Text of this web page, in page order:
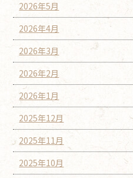
2026年5月
2026年4月
2026年3月
2026年2月
2026年1月
2025年12月
2025年11月
2025年10月